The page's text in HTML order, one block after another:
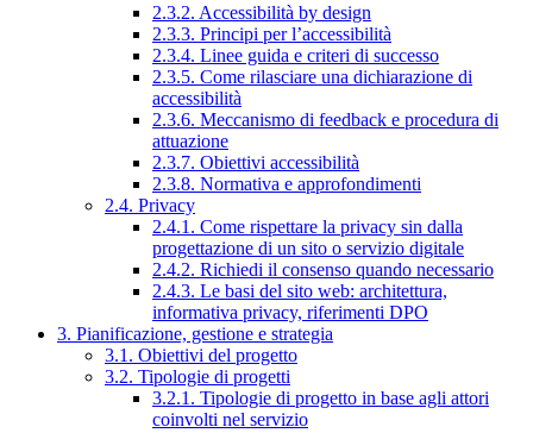
2.3.2. Accessibilità by design
2.3.3. Principi per l’accessibilità
2.3.4. Linee guida e criteri di successo
2.3.5. Come rilasciare una dichiarazione di
accessibilità
2.3.6. Meccanismo di feedback e procedura di
attuazione
2.3.7. Obiettivi accessibilità
2.3.8. Normativa e approfondimenti
2.4. Privacy
2.4.1. Come rispettare la privacy sin dalla
progettazione di un sito o servizio digitale
2.4.2. Richiedi il consenso quando necessario
2.4.3. Le basi del sito web: architettura,
informativa privacy, riferimenti DPO
3. Pianificazione, gestione e strategia
3.1. Obiettivi del progetto
3.2. Tipologie di progetti
3.2.1. Tipologie di progetto in base agli attori
coinvolti nel servizio